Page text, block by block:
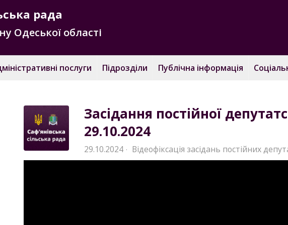
рада
Одеської області
послуги Підрозділи Публічна інформація
Засідання постійної
29.10.2024
29.10.2024 · Відеофіксація засідань постійних